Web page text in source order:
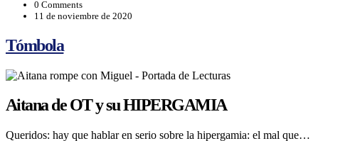
0 Comments
11 de noviembre de 2020
Tómbola
Aitana de OT y su HIPERGAMIA
Queridos: hay que hablar en serio sobre la hipergamia: el mal que…